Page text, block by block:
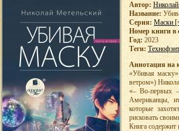
Автор:
Название:
Серия: Маски
Номер книги в
Год: 2023
Теги:
Аннотация на
«Убивая
ветром»)
«– Во-первых
Американцы,
которые
рисковать
Книга содержит